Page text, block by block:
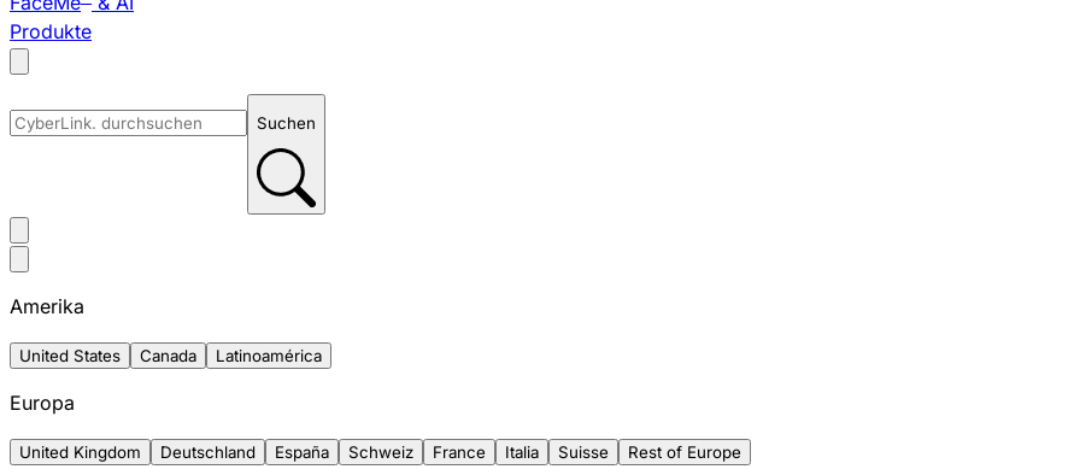
Produkte
Suchen
Amerika
United States Canada Latinoamérica
Europa
United Kingdom Deutschland España Schweiz France Italia Suisse Rest of Europe